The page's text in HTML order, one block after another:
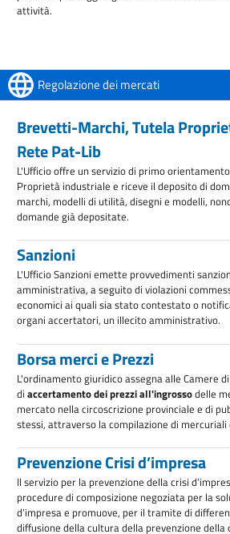
attività.
Regolazione dei mercati
Brevetti-Marchi, Tutela
Rete Pat-Lib
L'Ufficio offre un servizio di primo
Proprietà industriale e riceve il deposito di
marchi, modelli di utilità, disegni e modelli,
domande già depositate.
Sanzioni
L'Ufficio Sanzioni emette provvedimenti
amministrativa, a seguito di violazioni
economici ai quali sia stato contestato o
organi accertatori, un illecito amministrativo.
Borsa merci e Prezzi
L'ordinamento giuridico assegna alle Camere
di accertamento dei prezzi all'ingrossodelle
mercato nella circoscrizione provinciale e di
stessi, attraverso la compilazione di mercuriali
Prevenzione Crisi d’impresa
Il servizio per la prevenzione della crisi
procedure di composizione negoziata per la
d’impresa e promuove, per il tramite di
diffusione della cultura della prevenzione della